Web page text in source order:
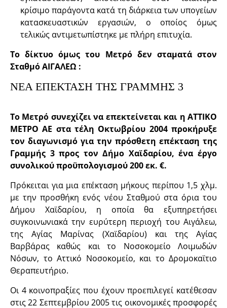
κρίσιμο παράγοντα κατά τη διάρκεια των υπογείων
κατασκευαστικών εργασιών, ο οποίος όμως
τελικώς αντιμετωπίστηκε με πλήρη επιτυχία.
Το δίκτυο όμως του Μετρό δεν σταματά στον
Σταθμό ΑΙΓΑΛΕΩ :
ΝΕΑ ΕΠΕΚΤΑΣΗ ΤΗΣ ΓΡΑΜΜΗΣ 3
Το Μετρό συνεχίζει να επεκτείνεται και η ΑΤΤΙΚΟ
ΜΕΤΡΟ ΑΕ στα τέλη Οκτωβρίου 2004 προκήρυξε
τον διαγωνισμό για την πρόσθετη επέκταση της
Γραμμής 3 προς τον Δήμο Χαϊδαρίου, ένα έργο
συνολικού προϋπολογισμού 200 εκ. €.
Πρόκειται για μια επέκταση μήκους περίπου 1,5 χλμ.
με την προσθήκη ενός νέου Σταθμού στα όρια του
Δήμου Χαϊδαρίου, η οποία θα εξυπηρετήσει
συγκοινωνιακά την ευρύτερη περιοχή του Αιγάλεω,
της Αγίας Μαρίνας (Χαϊδαρίου) και της Αγίας
Βαρβάρας καθώς και το Νοσοκομείο Λοιμωδών
Νόσων, το Αττικό Νοσοκομείο, και το Δρομοκαϊτιο
Θεραπευτήριο.
Οι 4 κοινοπραξίες που έχουν προεπιλεγεί κατέθεσαν
στις 22 Σεπτεμβρίου 2005 τις οικονομικές προσφορές